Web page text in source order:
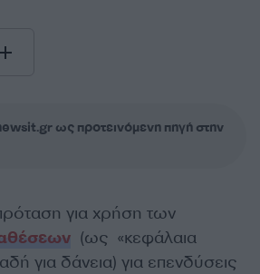
ως προτεινόμενη πηγή στην
για χρήση των
(ως «κεφάλαια
για δάνεια) για επενδύσεις